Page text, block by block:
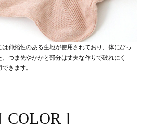
伸縮性のある生地が使用されており、体にぴっ
つま先やかかと部分は丈夫な作りで破れにく
きます。
[ COLOR ]